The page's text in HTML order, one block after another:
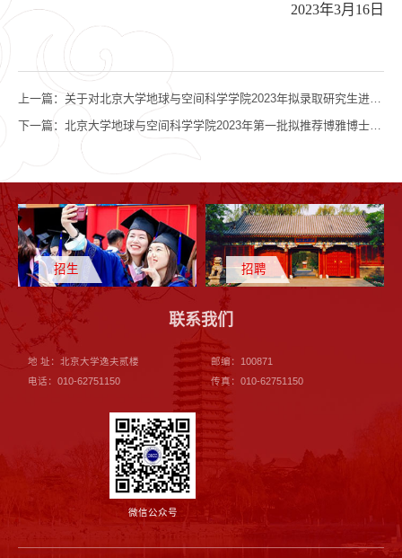
2023年3月16日
上一篇： 关于对北京大学地球与空间科学学院2023年拟录取研究生进行思想政治审查的通知
下一篇： 北京大学地球与空间科学学院2023年第一批拟推荐博雅博士后名单公示
招生 招聘
联系我们
地 址：北京大学逸夫贰楼
邮编：100871
电话：010-62751150
传真：010-62751150
微信公众号